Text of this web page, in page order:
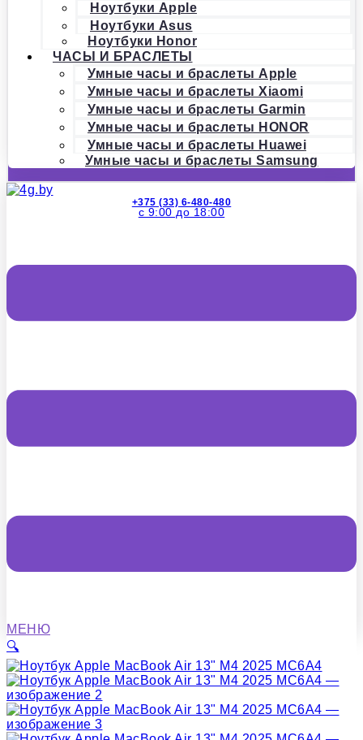
Ноутбуки Apple
Ноутбуки Asus
Ноутбуки Honor
ЧАСЫ И БРАСЛЕТЫ
Умные часы и браслеты Apple
Умные часы и браслеты Xiaomi
Умные часы и браслеты Garmin
Умные часы и браслеты HONOR
Умные часы и браслеты Huawei
Умные часы и браслеты Samsung
+375 (33) 6-480-480
с 9:00 до 18:00
МЕНЮ
🔍